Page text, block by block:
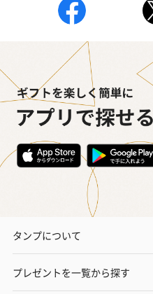
タンプについて
プレゼントを一覧から探す